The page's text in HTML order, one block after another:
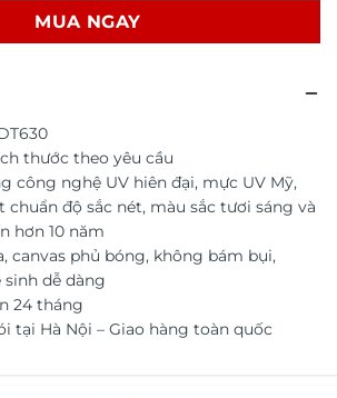
MUA NGAY
thước theo yêu cầu
công nghệ UV hiên đại, mực UV Mỹ,
chuẩn độ sắc nét, màu sắc tươi sáng và
hơn 10 năm
canvas phủ bóng, không bám bụi,
dễ dàng
24 tháng
tại Hà Nội – Giao hàng toàn quốc